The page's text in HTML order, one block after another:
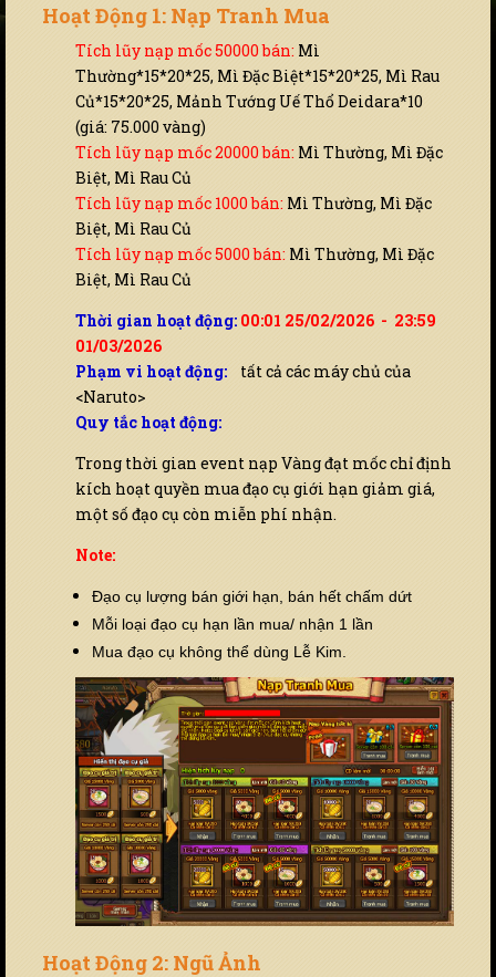
Hoạt Động 1: Nạp Tranh Mua
Tích lũy nạp mốc 50000 bán: Mì
Thường*15*20*25, Mì Đặc Biệt*15*20*25, Mì Rau
Củ*15*20*25, Mảnh Tướng Uế Thổ Deidara*10
(giá: 75.000 vàng)
Tích lũy nạp mốc 20000 bán: Mì Thường, Mì Đặc
Biệt, Mì Rau Củ
Tích lũy nạp mốc 1000 bán: Mì Thường, Mì Đặc
Biệt, Mì Rau Củ
Tích lũy nạp mốc 5000 bán: Mì Thường, Mì Đặc
Biệt, Mì Rau Củ
Thời gian hoạt động: 00:01 25/02/2026 - 23:59
01/03/2026
Phạm vi hoạt động: tất cả các máy chủ của
<Naruto>
Quy tắc hoạt động:
Trong thời gian event nạp Vàng đạt mốc chỉ định
kích hoạt quyền mua đạo cụ giới hạn giảm giá,
một số đạo cụ còn miễn phí nhận.
Note:
Đạo cụ lượng bán giới hạn, bán hết chấm dứt
Mỗi loại đạo cụ hạn lần mua/ nhận 1 lần
Mua đạo cụ không thể dùng Lễ Kim.
Hoạt Động 2: Ngũ Ảnh